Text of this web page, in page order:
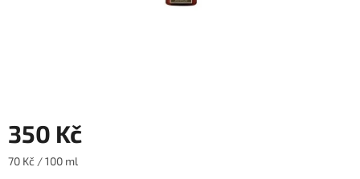
350 Kč
Měrná
70 Kč / 100 ml